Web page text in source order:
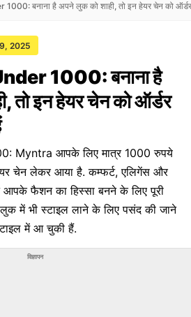
बनाना है अपने लुक को शाही, तो इन हेयर चेन को
2025
1000: बनाना है
तो इन हेयर चेन को ऑर्डर
Myntra आपके लिए मात्र 1000 रुपये
चेन लेकर आया है. कम्‍फर्ट, एलिगेंस और
फैशन का हिस्‍सा बनने के लिए पूरी
में भी स्‍टाइल लाने के लिए पसंद की जाने
में आ चुकी हैं.
विज्ञापन